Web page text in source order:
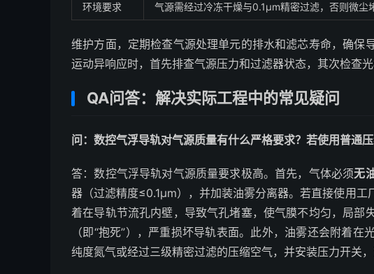
环境要求 气源需经过冷冻干燥与0.1μm精密过滤，否则微尘
维护方面，定期检查气源处理单元的排水和滤芯寿命，确保
运动异响应时，首先排查气源压力和过滤器状态，其次检查光
QA问答：解决实际工程中的常见疑问
问：数控气浮导轨对气源质量有什么严格要求？若使用普通压
答：数控气浮导轨对气源质量要求极高。首先，气体必须无
器（过滤精度≤0.1μm），并加装油雾分离器。若直接使用
着在导轨节流孔内壁，导致气孔堵塞，使气膜不均匀，局部
（即“抱死”），严重损坏导轨表面。此外，油雾还会附着
纯度氮气或经过三级精密过滤的压缩空气，并安装压力开关